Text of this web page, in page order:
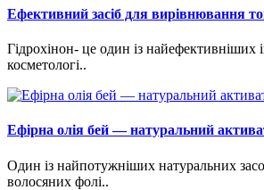
Ефективний засіб для вирівнювання
Гідрохінон- це один із найефективніших
косметологі..
Ефірна олія бей — натуральний
Один із найпотужніших натуральних
волосяних фолі..